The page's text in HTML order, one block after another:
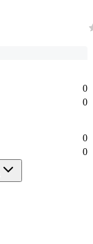
0
0
0
0